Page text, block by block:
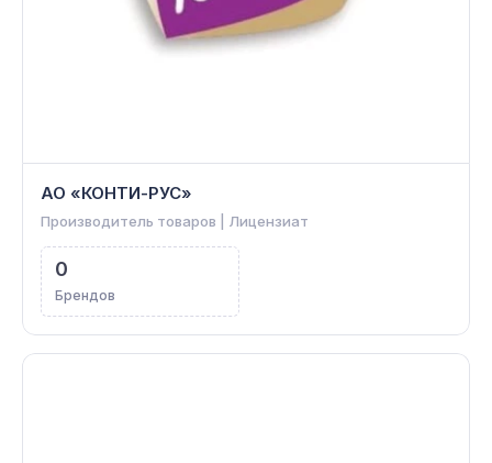
АО «КОНТИ-РУС»
Производитель товаров | Лицензиат
0
Брендов